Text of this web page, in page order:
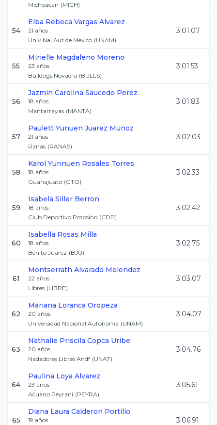
Michoacan (MICH)
54
Elba Rebeca Vargas Alvarez
21 años
Univ Nal Aut de Mexico (UNAM)
3:01.07
55
Mirielle Magdaleno Moreno
23 años
Bulldogs Novaera (BULLS)
3:01.53
56
Jazmin Carolina Saucedo Perez
18 años
Mantarrayas (MANTA)
3:01.83
57
Paulett Yunuen Juarez Munoz
21 años
Ranas (RANAS)
3:02.03
58
Karol Yunnuen Rosales Torres
18 años
Guanajuato (GTO)
3:02.33
59
Isabela Siller Berron
18 años
Club Deportivo Potosino (CDP)
3:02.42
60
Isabella Rosas Milla
18 años
Benito Juarez (BJU)
3:02.75
61
Montserrath Alvarado Melendez
22 años
Libres (LIBRE)
3:03.07
62
Mariana Loranca Oropeza
20 años
Universidad Nacional Autonoma (UNAM)
3:04.07
63
Nathalie Priscila Copca Uribe
20 años
Nadadores Libres Andf (UNAT)
3:04.76
64
Paulina Loya Alvarez
23 años
Acuario Peyrani (PEYRA)
3:05.61
65
Diana Laura Calderon Portillo
19 años
3:06.91